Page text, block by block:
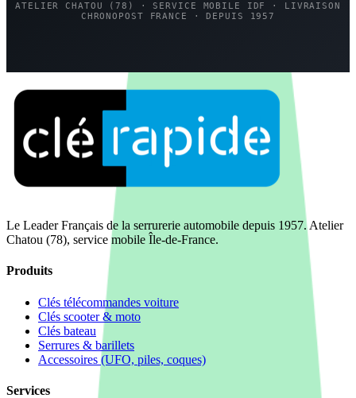
ATELIER CHATOU (78) · SERVICE MOBILE IDF · LIVRAISON
CHRONOPOST FRANCE · DEPUIS 1957
Le Leader Français de la serrurerie automobile depuis 1957. Atelier
Chatou (78), service mobile Île-de-France.
Produits
Clés télécommandes voiture
Clés scooter & moto
Clés bateau
Serrures & barillets
Accessoires (UFO, piles, coques)
Services